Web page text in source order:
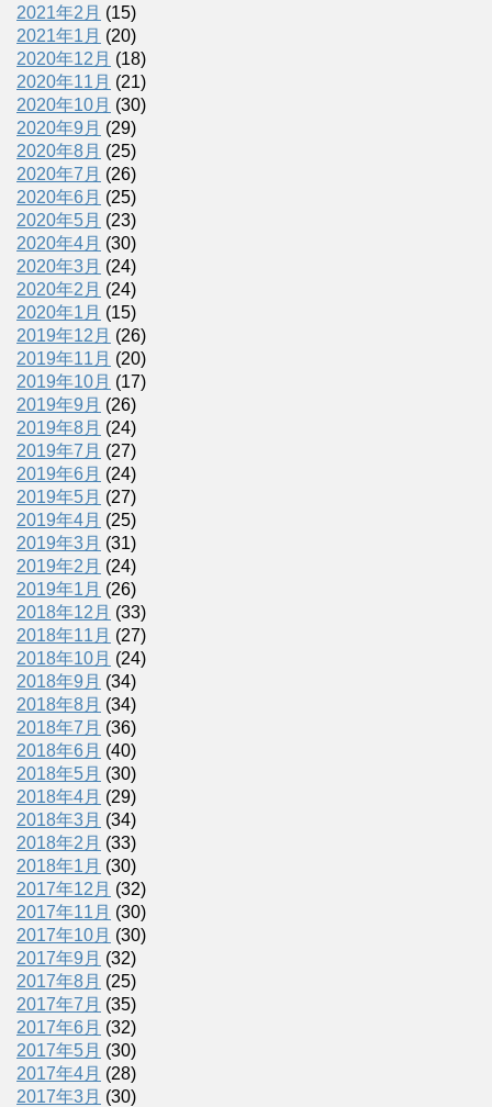
2021年2月 (15)
2021年1月 (20)
2020年12月 (18)
2020年11月 (21)
2020年10月 (30)
2020年9月 (29)
2020年8月 (25)
2020年7月 (26)
2020年6月 (25)
2020年5月 (23)
2020年4月 (30)
2020年3月 (24)
2020年2月 (24)
2020年1月 (15)
2019年12月 (26)
2019年11月 (20)
2019年10月 (17)
2019年9月 (26)
2019年8月 (24)
2019年7月 (27)
2019年6月 (24)
2019年5月 (27)
2019年4月 (25)
2019年3月 (31)
2019年2月 (24)
2019年1月 (26)
2018年12月 (33)
2018年11月 (27)
2018年10月 (24)
2018年9月 (34)
2018年8月 (34)
2018年7月 (36)
2018年6月 (40)
2018年5月 (30)
2018年4月 (29)
2018年3月 (34)
2018年2月 (33)
2018年1月 (30)
2017年12月 (32)
2017年11月 (30)
2017年10月 (30)
2017年9月 (32)
2017年8月 (25)
2017年7月 (35)
2017年6月 (32)
2017年5月 (30)
2017年4月 (28)
2017年3月 (30)